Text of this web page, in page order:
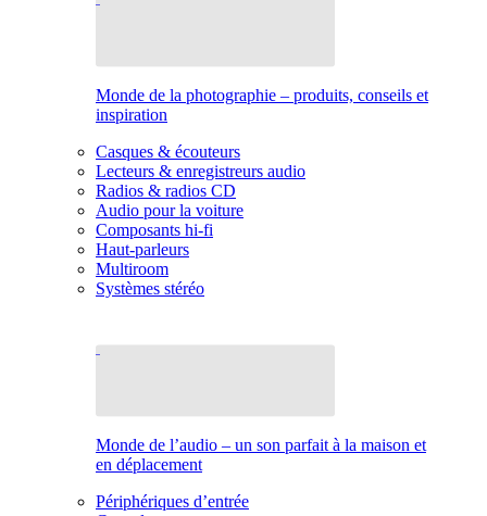
Monde de la photographie – produits, conseils et
inspiration
Casques & écouteurs
Lecteurs & enregistreurs audio
Radios & radios CD
Audio pour la voiture
Composants hi-fi
Haut-parleurs
Multiroom
Systèmes stéréo
Monde de l’audio – un son parfait à la maison et
en déplacement
Périphériques d’entrée